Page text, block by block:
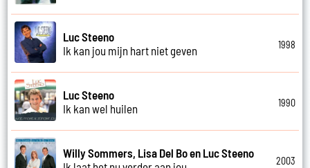
Luc Steeno
Ik kan jou mijn hart niet geven
1998
Luc Steeno
Ik kan wel huilen
1990
Willy Sommers, Lisa Del Bo en Luc Steeno
2003